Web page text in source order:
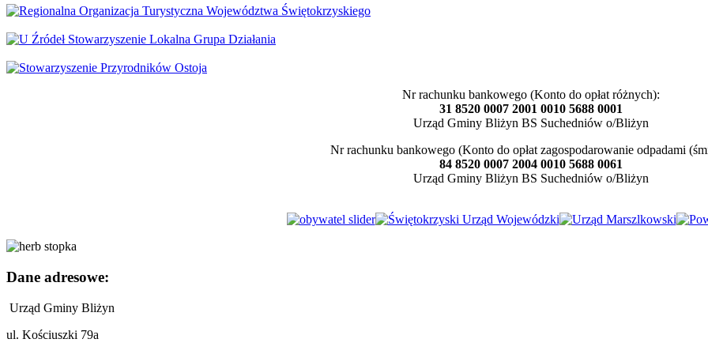
Nr rachunku bankowego (Konto do opłat różnych):
31 8520 0007 2001 0010 5688 0001
Urząd Gminy Bliżyn BS Suchedniów o/Bliżyn
Nr rachunku bankowego (Konto do opłat zagospodarowanie odpadami
84 8520 0007 2004 0010 5688 0061
Urząd Gminy Bliżyn BS Suchedniów o/Bliżyn
Dane adresowe:
Urząd Gminy Bliżyn
ul. Kościuszki 79a